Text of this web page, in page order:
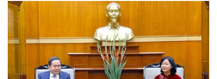
VTV Sức khoẻ Bất động sản
Thị trường 24h Tấm lòng Việt
VTV4 Vươn mình bằng AI